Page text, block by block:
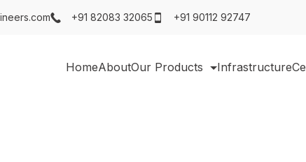
+91 82083 32065 +91 90112 92747
HomeAboutOur Products Infrastructure